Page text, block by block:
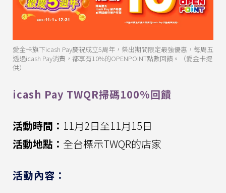
愛金卡旗下icash Pay慶祝成立5周年，祭出期間限定最強優惠，每周五
透過icash Pay消費，都享有10%的OPENPOINT點數回饋。（愛金卡提
供）
icash Pay TWQR掃碼100%回饋
活動時間： 11月2日至11月15日
活動地點： 全台標示TWQR的店家
活動內容：